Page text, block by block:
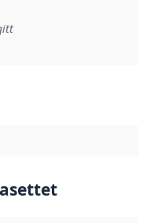
implementeringsregel eller